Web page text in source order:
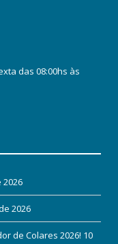
das 08:00hs às
2026
2026
de Colares 2026! 10